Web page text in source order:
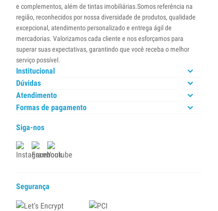
e complementos, além de tintas imobiliárias.Somos referência na
região, reconhecidos por nossa diversidade de produtos, qualidade
excepcional, atendimento personalizado e entrega ágil de
mercadorias. Valorizamos cada cliente e nos esforçamos para
superar suas expectativas, garantindo que você receba o melhor
serviço possível.
Institucional
Dúvidas
Atendimento
Formas de pagamento
Siga-nos
Segurança